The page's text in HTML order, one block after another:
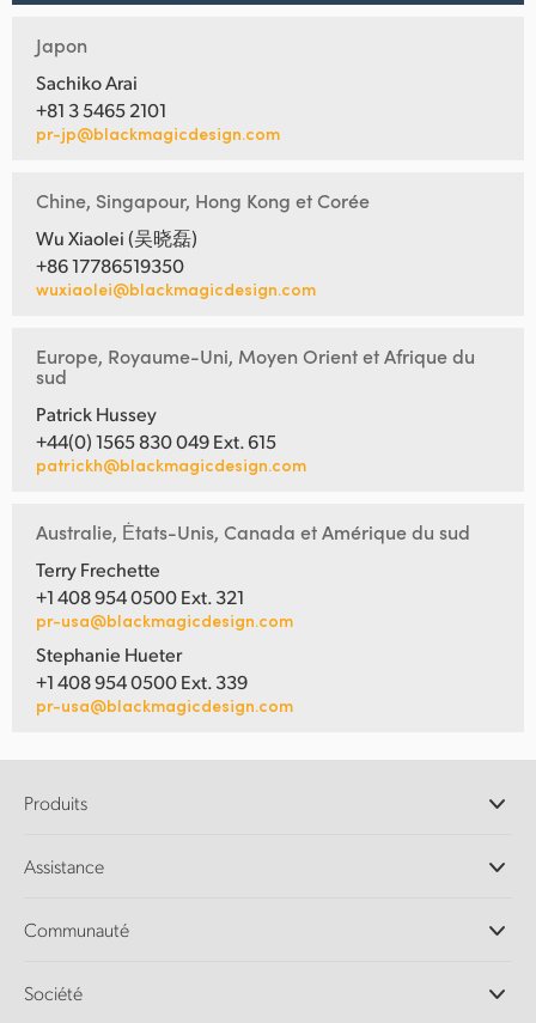
Japon
Sachiko Arai
+81 3 5465 2101
pr-jp@blackmagicdesign.com
Chine, Singapour, Hong Kong et Corée
Wu Xiaolei (吴晓磊)
+86 17786519350
wuxiaolei@blackmagicdesign.com
Europe, Royaume-Uni, Moyen Orient et Afrique du
sud
Patrick Hussey
+44(0) 1565 830 049 Ext. 615
patrickh@blackmagicdesign.com
Australie, Ėtats-Unis, Canada et Amérique du sud
Terry Frechette
+1 408 954 0500 Ext. 321
pr-usa@blackmagicdesign.com
Stephanie Hueter
+1 408 954 0500 Ext. 339
pr-usa@blackmagicdesign.com
Produits
Logiciels DaVinci Resolve et Fusion
Ultimatte
Capture et lecture
Assistance
Centre d'assistance technique
Communauté
Société